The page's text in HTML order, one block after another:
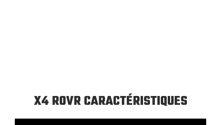
X4 ROVR CARACTÉRISTIQUES